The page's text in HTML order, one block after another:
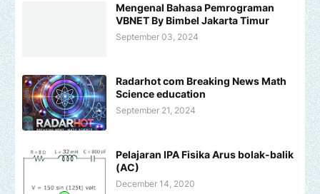
Mengenal Bahasa Pemrograman
VBNET By Bimbel Jakarta Timur
September 03, 2024
Radarhot com Breaking News Math
Science education
September 21, 2024
Pelajaran IPA Fisika Arus bolak-balik
(AC)
December 14, 2020